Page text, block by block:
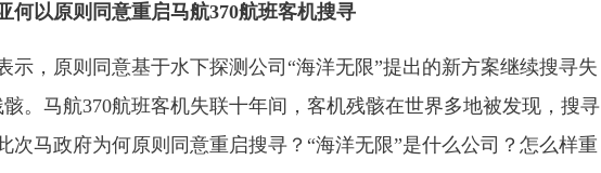
何以原则同意重启马航370航班客机搜寻
，原则同意基于水下探测公司“海洋无限”提出的新方案继续搜寻失
。马航370航班客机失联十年间，客机残骸在世界多地被发现，搜寻
次马政府为何原则同意重启搜寻？“海洋无限”是什么公司？怎么样重